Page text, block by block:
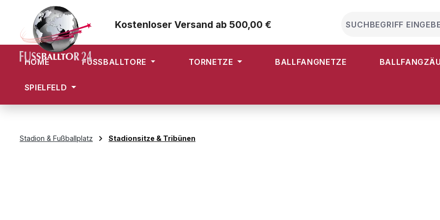
Hauptinhalt springen
Zur Suche springen
Zur Hauptnavigation springen
Kostenloser Versand ab 500,00 €
HOME FUSSBALLTORE TORNETZE BALLFANGNETZE
SPIELFELD
Stadion & Fußballplatz Stadionsitze & Tribünen